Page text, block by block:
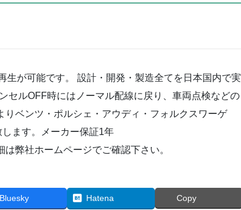
ー
ク
W247(前
期)
2019(R1)/06
個
が可能です。 設計・開発・製造全てを日本国内で実
セルOFF時にはノーマル配線に戻り、車両点検などの
ベンツ・ポルシェ・アウディ・フォルクスワーゲ
ます。メーカー保証1年
弊社ホームページでご確認下さい。
Bluesky Hatena Copy